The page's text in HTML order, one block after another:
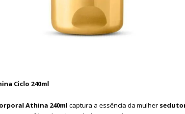
Ciclo 240ml
Athina 240ml captura a essência da mulher